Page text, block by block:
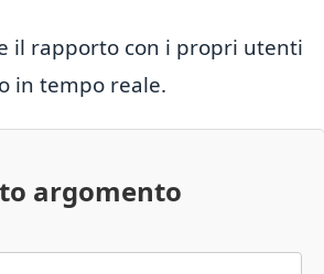
il rapporto con i propri utenti
in tempo reale.
argomento